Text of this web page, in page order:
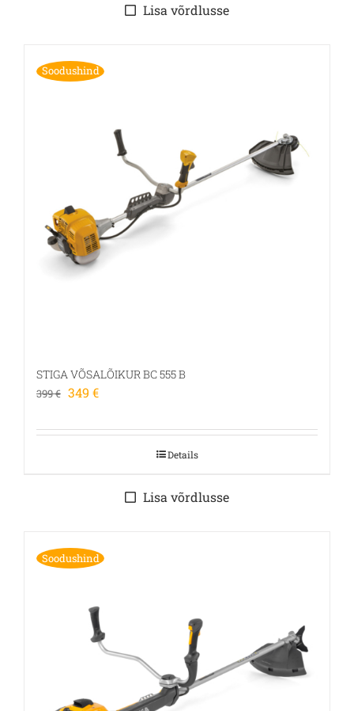
Lisa võrdlusse
Soodushind
STIGA VÕSALÕIKUR BC 555 B
399€ Algne
oli:
349 €Praegune
on:
Details
Lisa võrdlusse
Soodushind